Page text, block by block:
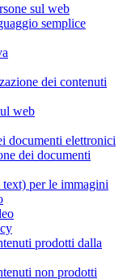
sul web
semplice
dei contenuti
web
documenti elettronici
dei documenti
per le immagini
prodotti dalla
non prodotti